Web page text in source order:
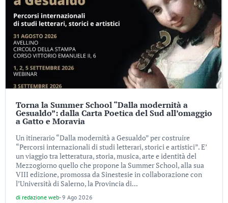
Torna la Summer School “Dalla modernità a
Gesualdo”: dalla Carta Poetica del Sud all’omaggio
a Gatto e Moravia
Un itinerario “Dalla modernità a Gesualdo” per costruire
“Percorsi internazionali di studi letterari, storici e artistici”. E’
un viaggio tra letteratura, storia, musica, arte e identità del
Mezzogiorno quello che propone la Summer School, alla sua
VIII edizione, promossa da Sinestesie in collaborazione con
l’Università di Salerno, la Provincia di...
di redazione web-9 Ago 2026